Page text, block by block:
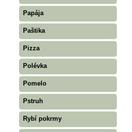
Papája
Paštika
Pizza
Polévka
Pomelo
Pstruh
Rybí pokrmy